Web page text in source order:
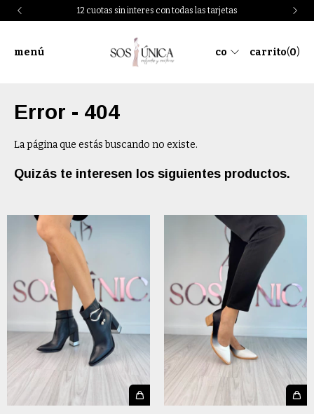
12 cuotas sin interes con todas las tarjetas
menú co carrito(0)
Error - 404
La página que estás buscando no existe.
Quizás te interesen los siguientes productos.